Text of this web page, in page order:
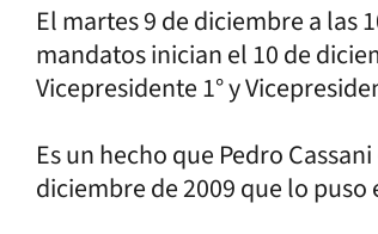
El martes 9 de diciembre a las
mandatos inician el 10 de
Vicepresidente 1° y
Es un hecho que Pedro
diciembre de 2009 que lo